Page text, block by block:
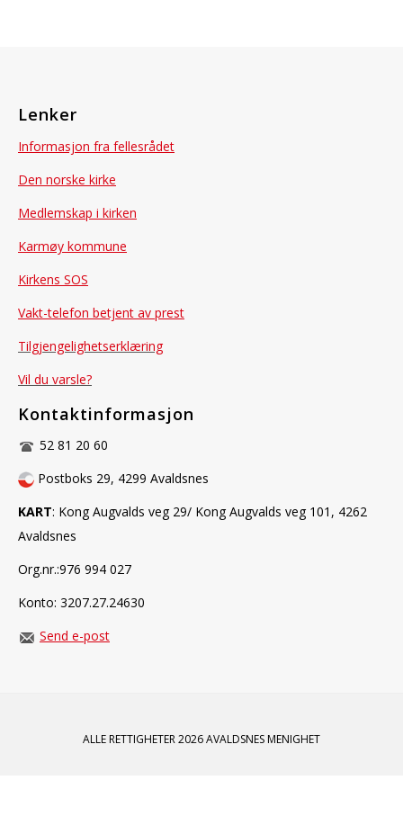
Lenker
Informasjon fra fellesrådet
Den norske kirke
Medlemskap i kirken
Karmøy kommune
Kirkens SOS
Vakt-telefon betjent av prest
Tilgjengelighetserklæring
Vil du varsle?
Kontaktinformasjon
52 81 20 60
Postboks 29, 4299 Avaldsnes
KART: Kong Augvalds veg 29/ Kong Augvalds veg 101, 4262
Avaldsnes
Org.nr.:976 994 027
Konto: 3207.27.24630
Send e-post
ALLE RETTIGHETER 2026 AVALDSNES MENIGHET